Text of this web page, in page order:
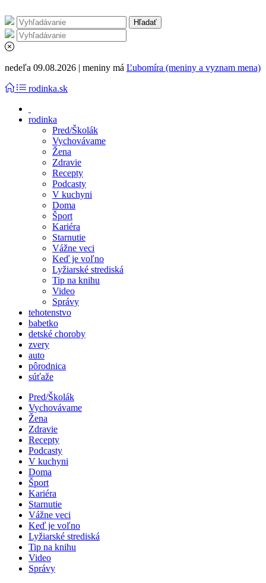
nedeľa 09.08.2026 | meniny má Ľubomíra (meniny a vyznam mena)
rodinka.sk
rodinka
Pred/Školák
Vychovávame
Žena
Zdravie
Recepty
Podcasty
V kuchyni
Doma
Šport
Kariéra
Starnutie
Vážne veci
Keď je voľno
Lyžiarské strediská
Tip na knihu
Video
Správy
tehotenstvo
babetko
detské choroby
zvery
auto
pôrodnica
súťaže
Pred/Školák
Vychovávame
Žena
Zdravie
Recepty
Podcasty
V kuchyni
Doma
Šport
Kariéra
Starnutie
Vážne veci
Keď je voľno
Lyžiarské strediská
Tip na knihu
Video
Správy